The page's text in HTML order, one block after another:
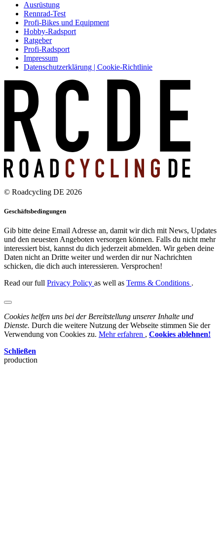
Ausrüstung
Rennrad-Test
Profi-Bikes und Equipment
Hobby-Radsport
Ratgeber
Profi-Radsport
Impressum
Datenschutzerklärung | Cookie-Richtlinie
© Roadcycling DE 2026
Geschäftsbedingungen
Gib bitte deine Email Adresse an, damit wir dich mit News, Updates
und den neuesten Angeboten versorgen können. Falls du nicht mehr
interessiert bist, kannst du dich jederzeit abmelden. Wir geben deine
Daten nicht an Dritte weiter und werden dir nur Nachrichten
schicken, die dich auch interessieren. Versprochen!
Read our full Privacy Policy as well as Terms & Conditions .
Cookies helfen uns bei der Bereitstellung unserer Inhalte und
Dienste. Durch die weitere Nutzung der Webseite stimmen Sie der
Verwendung von Cookies zu. Mehr erfahren , Cookies ablehnen!
Schließen
production